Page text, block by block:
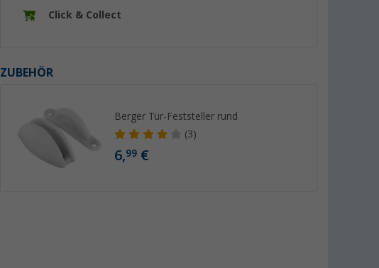
Click & Collect
ZUBEHÖR
Berger Tür-Feststeller rund
(3)
6,99 €